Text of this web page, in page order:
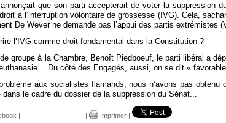
que son parti accepterait de voter la suppression
à l’interruption volontaire de grossesse (IVG). Cela,
De Wever ne demande pas l’appui des partis extrémistes
l’IVG comme droit fondamental dans la Constitution ?
groupe à la Chambre, Benoît Piedboeuf, le parti libéral a
Du côté des Engagés, aussi, on se dit «
aux socialistes flamands, nous n’avons pas
le cadre du dossier de la suppression du Sénat...
| | Imprimer |